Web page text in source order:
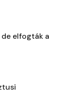
elfogták a